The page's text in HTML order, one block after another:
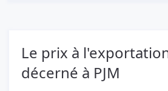
Le prix à
décerné à PJM